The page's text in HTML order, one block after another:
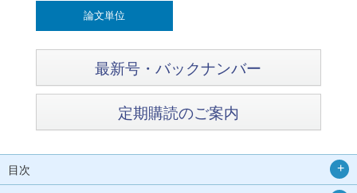
論文単位
最新号・バックナンバー
定期購読のご案内
目次